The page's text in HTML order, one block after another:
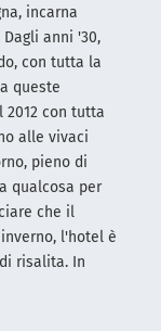
incarna
anni '30,
con tutta la
queste
con tutta
alle vivaci
pieno di
qualcosa per
che il
l'hotel è
risalita. In